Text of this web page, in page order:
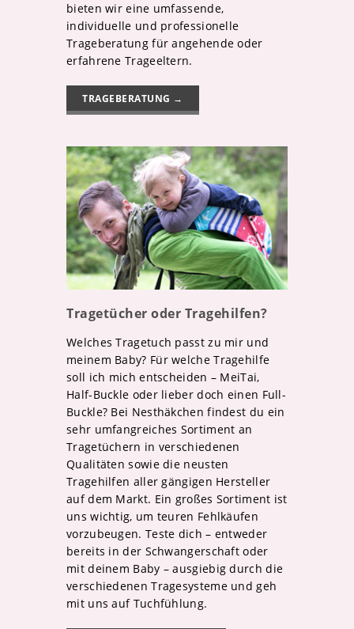
bieten wir eine umfassende,
individuelle und professionelle
Trageberatung für angehende oder
erfahrene Trageeltern.
TRAGEBERATUNG →
Tragetücher oder Tragehilfen?
Welches Tragetuch passt zu mir und
meinem Baby? Für welche Tragehilfe
soll ich mich entscheiden – MeiTai,
Half-Buckle oder lieber doch einen Full-
Buckle? Bei Nesthäkchen findest du ein
sehr umfangreiches Sortiment an
Tragetüchern in verschiedenen
Qualitäten sowie die neusten
Tragehilfen aller gängigen Hersteller
auf dem Markt. Ein großes Sortiment ist
uns wichtig, um teuren Fehlkäufen
vorzubeugen. Teste dich – entweder
bereits in der Schwangerschaft oder
mit deinem Baby – ausgiebig durch die
verschiedenen Tragesysteme und geh
mit uns auf Tuchfühlung.